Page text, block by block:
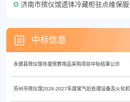
济南市殡仪馆遗体冷藏柜驻点维保
中标信息
永德县殡仪馆年度殡葬用品采购项目中标结果公示